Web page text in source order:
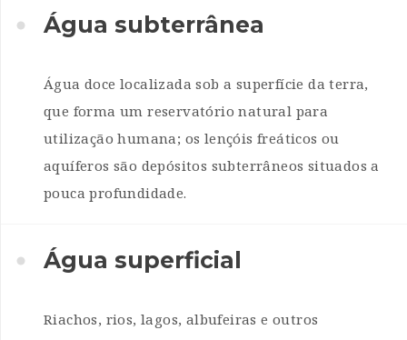
Água subterrânea
Água doce localizada sob a superfície da terra,
que forma um reservatório natural para
utilização humana; os lençóis freáticos ou
aquíferos são depósitos subterrâneos situados a
pouca profundidade.
Água superficial
Riachos, rios, lagos, albufeiras e outros